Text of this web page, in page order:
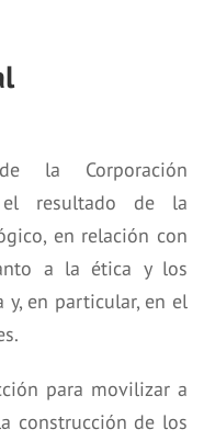
la Corporación
el resultado de la
en relación con
a la ética y los
y, en particular, en el
para movilizar a
construcción de los